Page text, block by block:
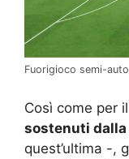
Fuorigioco semi-
Così come per
sostenuti
quest’ultima -,